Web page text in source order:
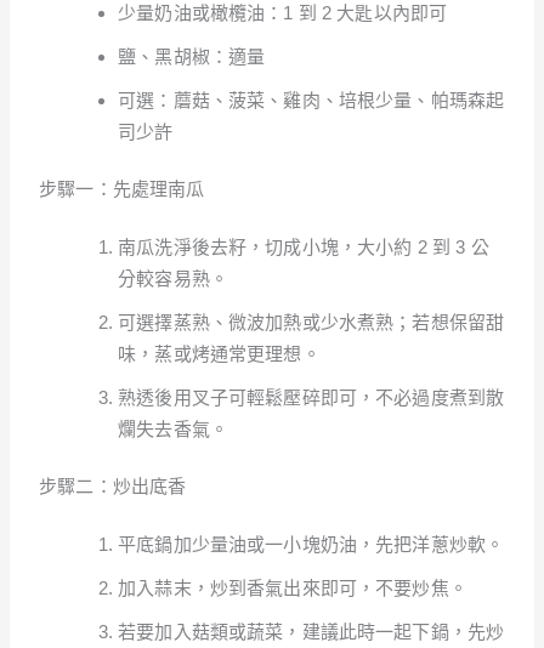
少量奶油或橄欖油：1 到 2 大匙以內即可
鹽、黑胡椒：適量
可選：蘑菇、菠菜、雞肉、培根少量、帕瑪森起
司少許
步驟一：先處理南瓜
南瓜洗淨後去籽，切成小塊，大小約 2 到 3 公
分較容易熟。
可選擇蒸熟、微波加熱或少水煮熟；若想保留甜
味，蒸或烤通常更理想。
熟透後用叉子可輕鬆壓碎即可，不必過度煮到散
爛失去香氣。
步驟二：炒出底香
平底鍋加少量油或一小塊奶油，先把洋蔥炒軟。
加入蒜末，炒到香氣出來即可，不要炒焦。
若要加入菇類或蔬菜，建議此時一起下鍋，先炒